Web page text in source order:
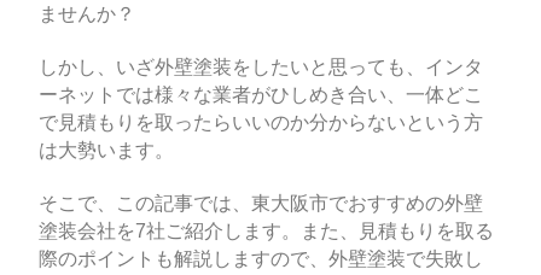
ませんか？
しかし、いざ外壁塗装をしたいと思っても、インタ
ーネットでは様々な業者がひしめき合い、一体どこ
で見積もりを取ったらいいのか分からないという方
は大勢います。
そこで、この記事では、東大阪市でおすすめの外壁
塗装会社を7社ご紹介します。また、見積もりを取る
際のポイントも解説しますので、外壁塗装で失敗し